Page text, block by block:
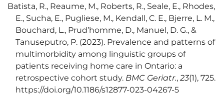
Batista, R., Reaume, M., Roberts, R., Seale, E., Rhodes,
E., Sucha, E., Pugliese, M., Kendall, C. E., Bjerre, L. M.,
Bouchard, L., Prud’homme, D., Manuel, D. G., &
Tanuseputro, P. (2023). Prevalence and patterns of
multimorbidity among linguistic groups of
patients receiving home care in Ontario: a
retrospective cohort study. BMC Geriatr.,23(1), 725.
https://doi.org/10.1186/s12877-023-04267-5